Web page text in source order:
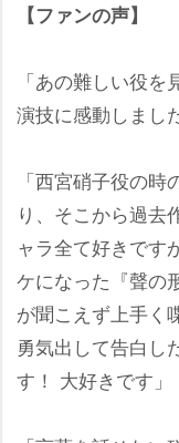
【ファンの声】
「あの難しい役
演技に感動しまし
「西宮硝子役の
り、そこから過去
ャラ全て好きです
ケになった『聲の
が聞こえず上手く
勇気出して告白し
す！ 大好きです」